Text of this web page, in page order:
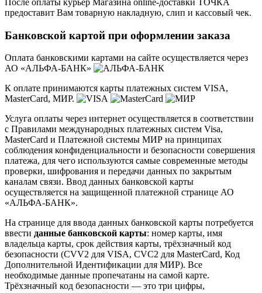
После оплаты курьер Магазина online-доставки ТОЧКА
предоставит Вам товарную накладную, слип и кассовый чек.
Банковской картой при оформлении заказа
Оплата банковскими картами на сайте осуществляется через
АО «АЛЬФА-БАНК»
К оплате принимаются карты платежных систем VISA,
MasterCard, МИР.
Услуга оплаты через интернет осуществляется в соответствии
с Правилами международных платежных систем Visa,
MasterCard и Платежной системы МИР на принципах
соблюдения конфиденциальности и безопасности совершения
платежа, для чего используются самые современные методы
проверки, шифрования и передачи данных по закрытым
каналам связи. Ввод данных банковской карты
осуществляется на защищенной платежной странице АО
«АЛЬФА-БАНК».
На странице для ввода данных банковской карты потребуется
ввести данные банковской карты: номер карты, имя
владельца карты, срок действия карты, трёхзначный код
безопасности (CVV2 для VISA, CVC2 для MasterCard, Код
Дополнительной Идентификации для МИР). Все
необходимые данные пропечатаны на самой карте.
Трёхзначный код безопасности — это три цифры,